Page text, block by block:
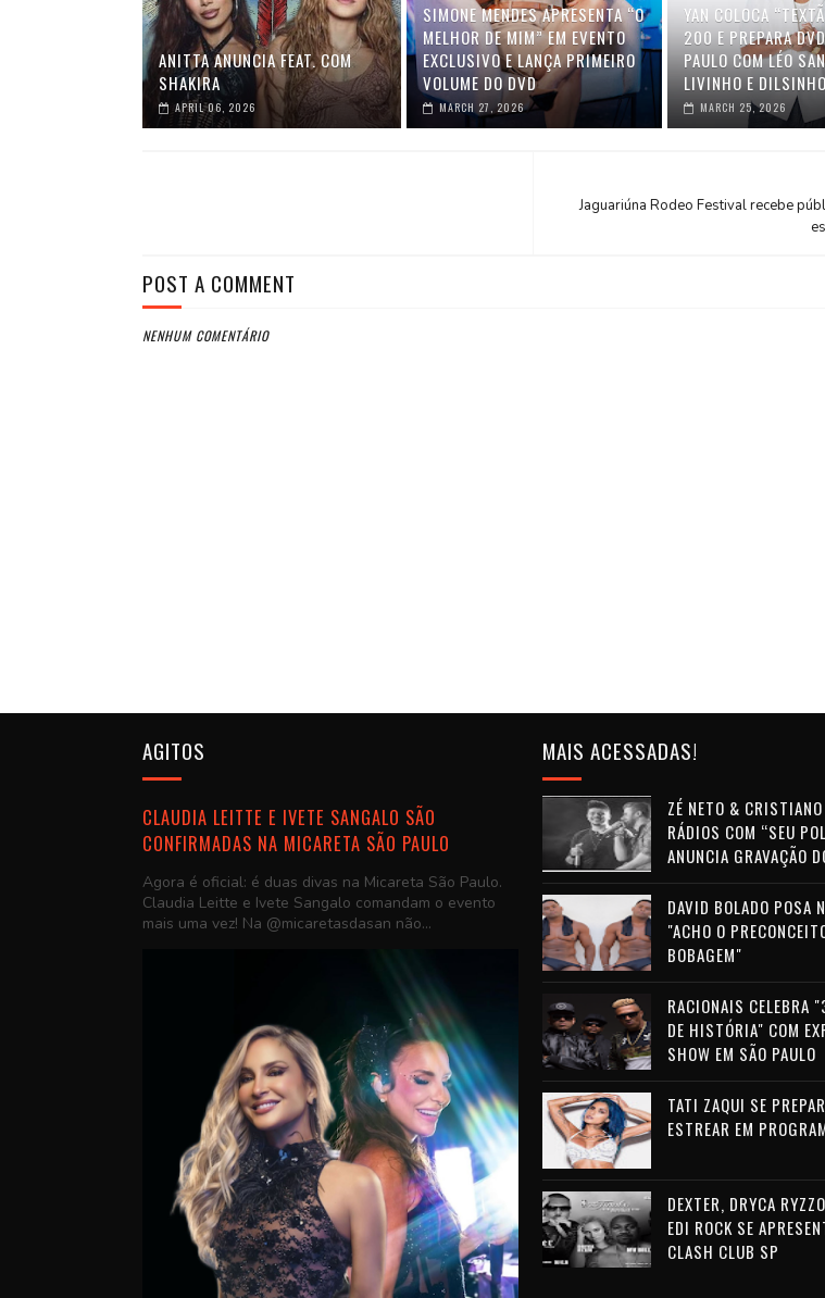
ANITTA ANUNCIA FEAT. COM
SHAKIRA
APRIL 06, 2026
SIMONE MENDES APRESENTA “O
MELHOR DE MIM” EM EVENTO
EXCLUSIVO E LANÇA PRIMEIRO
VOLUME DO DVD
MARCH 27, 2026
YAN COLOCA
200 E PREPARA
PAULO COM LÉO
LIVINHO E DILSINHO
MARCH 25, 2026
Jaguariúna Rodeo Festival recebe
POST A COMMENT
NENHUM COMENTÁRIO
AGITOS
CLAUDIA LEITTE E IVETE SANGALO SÃO
CONFIRMADAS NA MICARETA SÃO PAULO
Agora é oficial: é duas divas na Micareta São Paulo.
Claudia Leitte e Ivete Sangalo comandam o evento
mais uma vez! Na @micaretasdasan não...
MAIS ACESSADAS!
ZÉ NETO &
RÁDIOS COM “SEU
ANUNCIA GRAVAÇÃO
DAVID BOLADO POSA
"ACHO O
BOBAGEM"
RACIONAIS CELEBRA
DE HISTÓRIA" COM
SHOW EM SÃO PAULO
TATI ZAQUI SE
ESTREAR EM
DEXTER, DRYCA
EDI ROCK SE
CLASH CLUB SP